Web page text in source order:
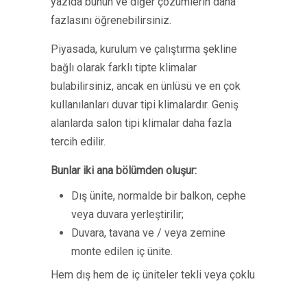
fazlasını öğrenebilirsiniz.
Piyasada, kurulum ve çalıştırma şekline
bağlı olarak farklı tipte klimalar
bulabilirsiniz, ancak en ünlüsü ve en çok
kullanılanları duvar tipi klimalardır. Geniş
alanlarda salon tipi klimalar daha fazla
tercih edilir.
Bunlar iki ana bölümden oluşur:
Dış ünite, normalde bir balkon, cephe
veya duvara yerleştirilir;
Duvara, tavana ve / veya zemine
monte edilen iç ünite.
Hem dış hem de iç üniteler tekli veya çoklu